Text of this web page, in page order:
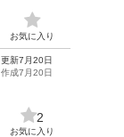
お気に入り
更新7月20日
作成7月20日
2
お気に入り